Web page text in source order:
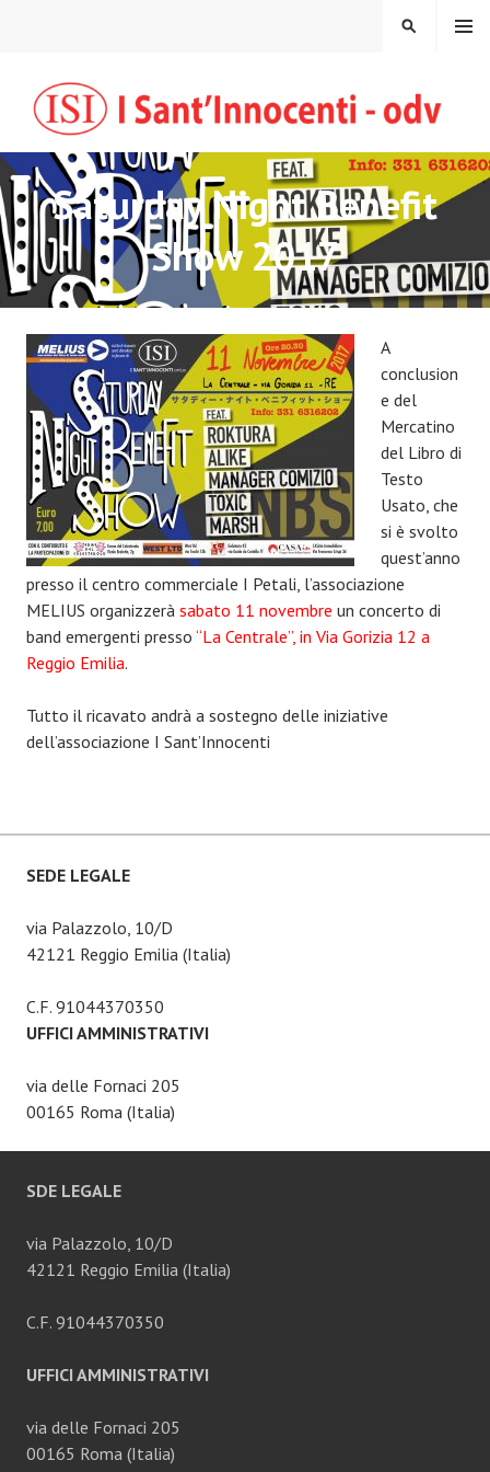
MENU
CERCA
Saturday Night Benefit
Show 2017
A
conclusion
e del
Mercatino
del Libro di
Testo
Usato, che
si è svolto
quest’anno
presso il centro commerciale I Petali, l’associazione
MELIUS organizzerà sabato 11 novembre un concerto di
band emergenti presso “La Centrale”, in Via Gorizia 12 a
Reggio Emilia.
Tutto il ricavato andrà a sostegno delle iniziative
dell’associazione I Sant’Innocenti
SEDE LEGALE
via Palazzolo, 10/D
42121 Reggio Emilia (Italia)
C.F. 91044370350
UFFICI AMMINISTRATIVI
via delle Fornaci 205
00165 Roma (Italia)
SDE LEGALE
via Palazzolo, 10/D
42121 Reggio Emilia (Italia)
C.F. 91044370350
UFFICI AMMINISTRATIVI
via delle Fornaci 205
00165 Roma (Italia)